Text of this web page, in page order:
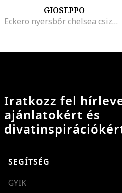
GIOSEPPO
Eckero nyersbőr chelsea csizma műszőrme béléssel
Iratkozz fel
ajánlatokért és
SEGÍTSÉG
GYIK